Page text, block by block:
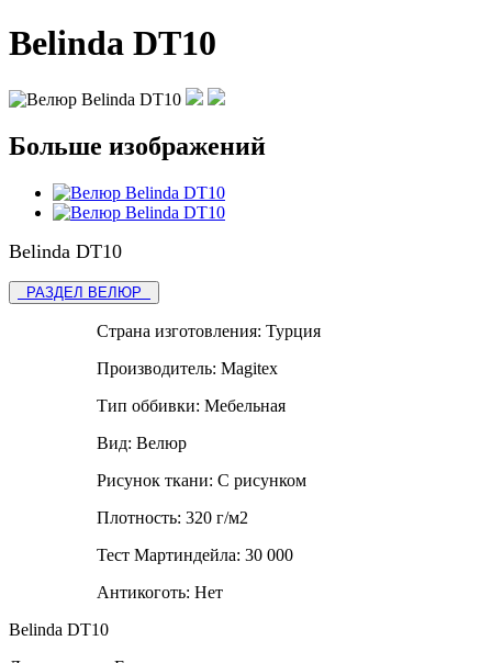
Belinda DT10
Больше изображений
Belinda DT10
РАЗДЕЛ ВЕЛЮР
Страна изготовления: Турция
Производитель: Magitex
Тип оббивки: Мебельная
Вид: Велюр
Рисунок ткани: С рисунком
Плотность: 320 г/м2
Тест Мартиндейла: 30 000
Антикоготь: Нет
Belinda DT10